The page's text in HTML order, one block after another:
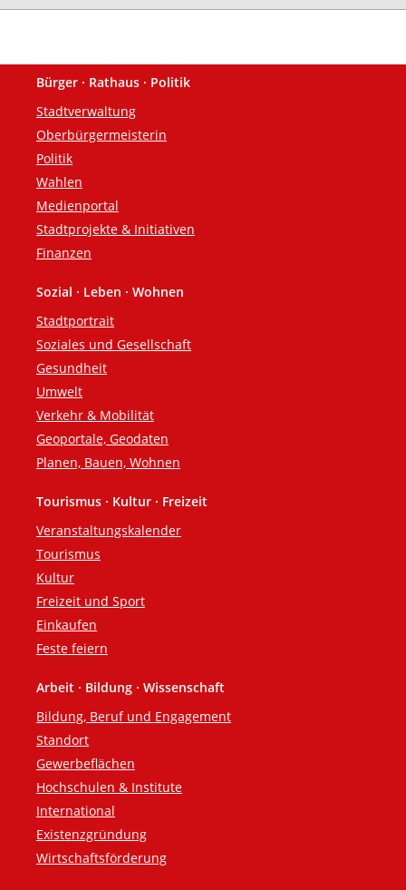
Fußzeile
Bürger · Rathaus · Politik
Stadtverwaltung
Oberbürgermeisterin
Politik
Wahlen
Medienportal
Stadtprojekte & Initiativen
Finanzen
Sozial · Leben · Wohnen
Stadtportrait
Soziales und Gesellschaft
Gesundheit
Umwelt
Verkehr & Mobilität
Geoportale, Geodaten
Planen, Bauen, Wohnen
Tourismus · Kultur · Freizeit
Veranstaltungskalender
Tourismus
Kultur
Freizeit und Sport
Einkaufen
Feste feiern
Arbeit · Bildung · Wissenschaft
Bildung, Beruf und Engagement
Standort
Gewerbeflächen
Hochschulen & Institute
International
Existenzgründung
Wirtschaftsförderung